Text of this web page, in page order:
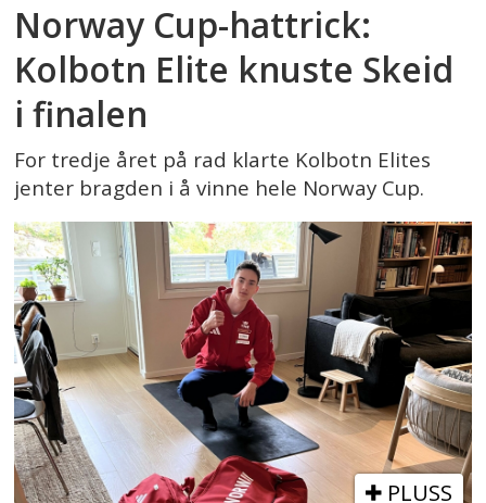
Norway Cup-hattrick:
Kolbotn Elite knuste Skeid
i finalen
For tredje året på rad klarte Kolbotn Elites
jenter bragden i å vinne hele Norway Cup.
PLUSS